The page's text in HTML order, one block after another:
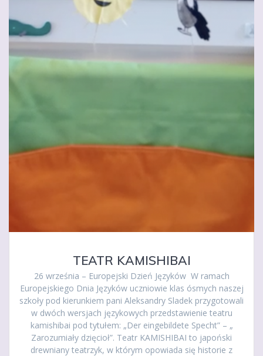
TEATR KAMISHIBAI
26 września – Europejski Dzień Języków W ramach
Europejskiego Dnia Języków uczniowie klas ósmych naszej
szkoły pod kierunkiem pani Aleksandry Sladek przygotowali
w dwóch wersjach językowych przedstawienie teatru
kamishibai pod tytułem: „Der eingebildete Specht” – „
Zarozumiały dzięcioł”. Teatr KAMISHIBAI to japoński
drewniany teatrzyk, w którym opowiada się historie z